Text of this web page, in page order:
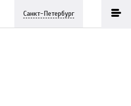
Санкт-Петербург